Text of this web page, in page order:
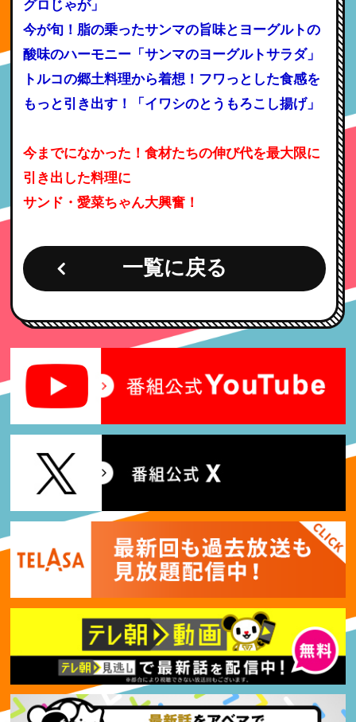
グロじゃが」
今が旬！脂の乗ったサンマの旨味とヨーグルトの
酸味のハーモニー「サンマのヨーグルトサラダ」
トルコの郷土料理から着想！フワっとした食感を
もっと引き出す！「イワシのとうもろこし揚げ」
今までになかった！食材たちの伸び代を最大限に
引き出した料理に
サンド・愛菜ちゃん大興奮！
一覧に戻る